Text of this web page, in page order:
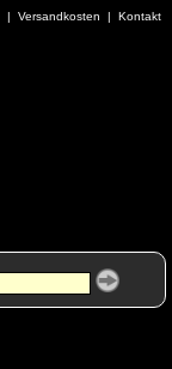
| Versandkosten | Kontakt